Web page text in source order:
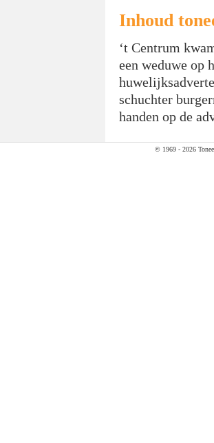
Inhoud
‘t Centrum
een weduwe op
schuchter
handen op de
© 1969 - 2026